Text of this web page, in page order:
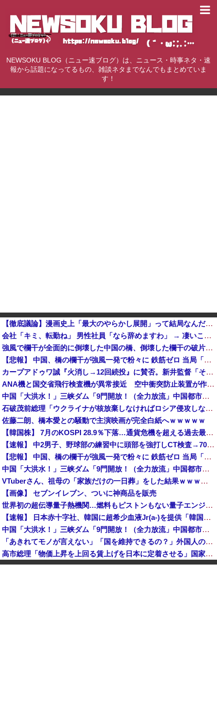
NEWSOKU BLOG（ニュー速ブログ）は、ニュース・時事ネタ・速
報から話題になってるもの、雑談ネタまでなんでもまとめていま
す！
【徹底議論】漫画史上「最大のやらかし展開」って結局なんだと思う？
会社「キミ、転勤ね」 男性社員「なら辞めますわ」 → 凄いことになるｗｗｗｗｗｗ
強風で欄干が全面的に倒壊した中国の橋、倒壊した欄干の破片を調べると凄まじい事実が発覚して……
【悲報】 中国、橋の欄干が強風一発で粉々に 鉄筋ゼロ 当局「接着剤でくっつけただけ」「正常で、品質問題はない」
カープアドゥワ誠『火消し→12回続投』に賛否。新井監督「それは決めていた」【監督談話/反省会】他
ANA機と国交省飛行検査機が異常接近 空中衝突防止装置が作動も“ニアミス認定せず” 国交省判断
中国「大洪水！」三峡ダム「9門開放！（全力放流」中国都市「三峡沿線の道路水没」中国政府「高速道路封鎖！」中国ダム「緊急放流に合わせて開門（土砂崩れ発生」→
石破茂前総理「ウクライナが核放棄しなければロシア侵攻しなかった」！
佐藤二朗、橋本愛との騒動で主演映画が完全白紙へｗｗｗｗｗ
【韓国株】 7月のKOSPI 28.9％下落…通貨危機を超える過去最大の下げ幅
【速報】 中2男子、野球部の練習中に頭部を強打しCT検査→70代医師「問題ないです」→中学生死亡「他人のCT画像みてました」
【悲報】 中国、橋の欄干が強風一発で粉々に 鉄筋ゼロ 当局「接着剤でくっつけただけ」「正常で、品質問題はない」
中国「大洪水！」三峡ダム「9門開放！（全力放流」中国都市「三峡沿線の道路水没」中国政府「高速道路封鎖！」中国ダム「緊急放流に合わせて開門（土砂崩れ発生」→
VTuberさん、祖母の「家族だけの一日葬」をした結果ｗｗｗｗｗｗｗ
【画像】 セブンイレブン、ついに神商品を販売
世界初の超伝導量子熱機関…燃料もピストンもない量子エンジンが回った！
【速報】 日本赤十字社、韓国に超希少血液Jr(a-)を提供「韓国内では適合する血液を確保できなかった」※今回で4回目
中国「大洪水！」三峡ダム「9門開放！（全力放流」中国都市「三峡沿線の道路水没」中国政府「高速道路封鎖！」中国ダム「緊急放流に合わせて開門（土砂崩れ発生」→
「あきれてモノが言えない」「国を維持できるの？」外国人の永住許可要件の厳格化で在日中国人の本音は？
高市総理「物価上昇を上回る賃上げを日本に定着させる」国家公務員月給3.51％増へ 地方公務員も追随する見通し
【鹿児島】 突然右折し路面電車と衝突 乗っていた男女3人は車を放置しダッシュで逃走中